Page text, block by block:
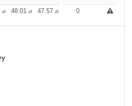
zł 48.01 zł 47.57 zł 47.12 47.12zł
0